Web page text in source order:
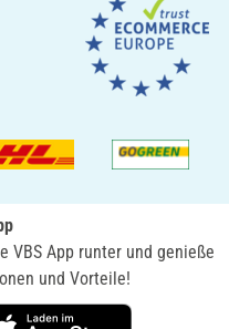
VBS App runter und genieße
und Vorteile!